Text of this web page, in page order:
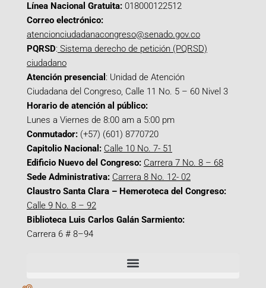
Línea Nacional Gratuita: 018000122512
Correo electrónico:
atencionciudadanacongreso@senado.gov.co
PQRSD: Sistema derecho de petición (PQRSD)
ciudadano
Atención presencial : Unidad de Atención
Ciudadana del Congreso, Calle 11 No. 5 – 60 Nivel 3
Horario de atención al público:
Lunes a Viernes de 8:00 am a 5:00 pm
Conmutador: (+57) (601) 8770720
Capitolio Nacional: Calle 10 No. 7- 51
Edificio Nuevo del Congreso: Carrera 7 No. 8 – 68
Sede Administrativa: Carrera 8 No. 12- 02
Claustro Santa Clara – Hemeroteca del Congreso:
Calle 9 No. 8 – 92
Biblioteca Luis Carlos Galán Sarmiento:
Carrera 6 # 8–94